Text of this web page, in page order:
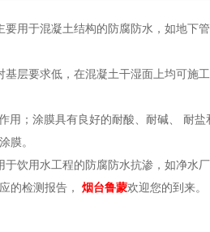
用于混凝土结构的防腐防水，如地下管
层要求低，在混凝土干湿面上均可施
用；涂膜具有良好的耐酸、耐碱、 耐
膜。
饮用水工程的防腐防水抗渗，如净水
的检测报告， 烟台鲁蒙欢迎您的到来。